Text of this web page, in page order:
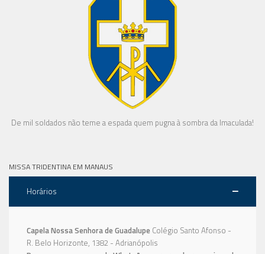
De mil soldados não teme a espada quem pugna à sombra da Imaculada!
MISSA TRIDENTINA EM MANAUS
Horários
Capela Nossa Senhora de Guadalupe Colégio Santo Afonso -
R. Belo Horizonte, 1382 - Adrianópolis